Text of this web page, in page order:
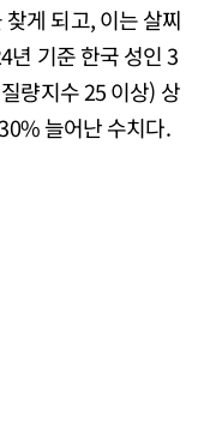
게 되고, 이는 살찌
년 기준 한국 성인 3
량지수 25 이상) 상
늘어난 수치다.